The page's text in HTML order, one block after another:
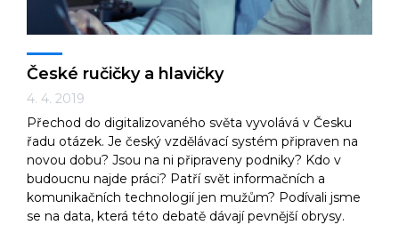
Ekonomika a byznys
Kultura a sport
České ručičky a hlavičky
4. 4. 2019
Přechod do digitalizovaného světa vyvolává v Česku
řadu otázek. Je český vzdělávací systém připraven na
novou dobu? Jsou na ni připraveny podniky? Kdo v
budoucnu najde práci? Patří svět informačních a
komunikačních technologií jen mužům? Podívali jsme
se na data, která této debatě dávají pevnější obrysy.